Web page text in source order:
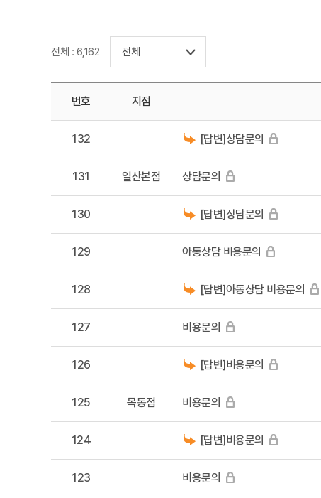
전체 : 6,162
번호 지점
132 [답변]상담문의
131 일산본점 상담문의
130 [답변]상담문의
129 아동상담 비용문의
128 [답변]아동상담 비용문의
127 비용문의
126 [답변]비용문의
125 목동점 비용문의
124 [답변]비용문의
123 비용문의